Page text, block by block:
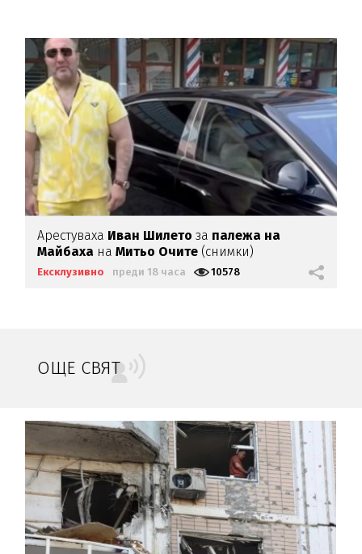
Арестуваха Иван Шилетоза палежа на
Майбаха наМитьо Очите (снимки)
Ексклузивно преди 18 часа 10578
ОЩЕ СВЯТ